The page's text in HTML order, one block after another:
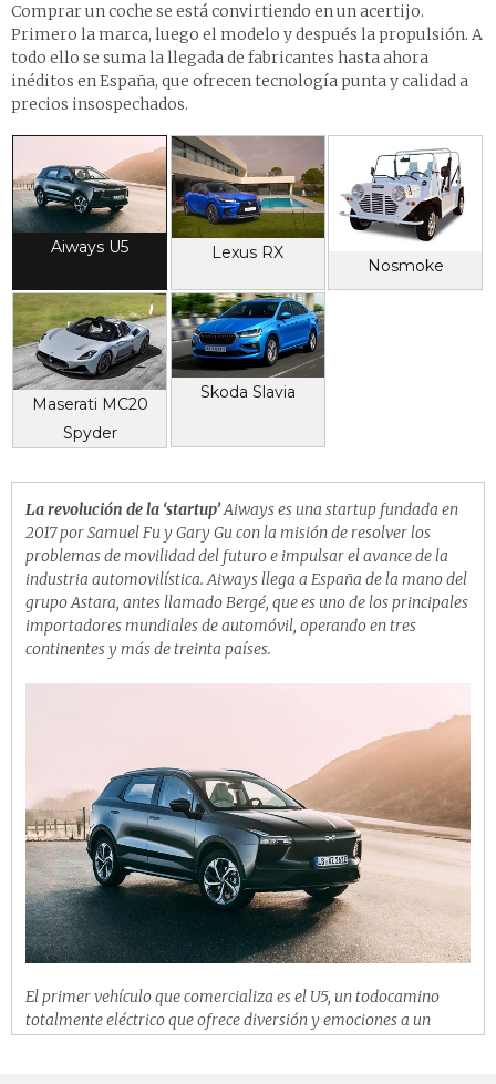
Comprar un coche se está convirtiendo en un acertijo.
Primero la marca, luego el modelo y después la propulsión. A
todo ello se suma la llegada de fabricantes hasta ahora
inéditos en España, que ofrecen tecnología punta y calidad a
precios insospechados.
Aiways U5 Lexus RX
Nosmoke
Maserati MC20
Spyder
Skoda Slavia
La revolución de la ‘startup’Aiways es una startup fundada en
2017 por Samuel Fu y Gary Gu con la misión de resolver los
problemas de movilidad del futuro e impulsar el avance de la
industria automovilística. Aiways llega a España de la mano del
grupo Astara, antes llamado Bergé, que es uno de los principales
importadores mundiales de automóvil, operando en tres
continentes y más de treinta países.
El primer vehículo que comercializa es el U5, un todocamino
totalmente eléctrico que ofrece diversión y emociones a un